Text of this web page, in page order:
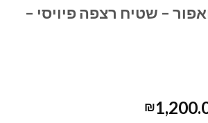
– שטיח רצפה פיויסי –
₪